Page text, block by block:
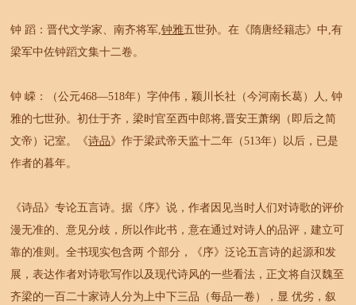
钟 蹈：晋代文学家、南齐将军,钟雅五世孙。在《隋唐经籍志》中,有
梁军中佐钟蹈文集十二卷。
钟 嵘：（公元468—518年）字仲伟，颖川长社（今河南长葛）人, 钟
雅的七世孙。初仕于齐，梁时官至西中郎将,晋安王萧纲（即后之简
文帝）记室。《诗品》作于梁武帝天监十二年（513年）以后，已是
作者的暮年。
《诗品》专论五言诗。据《序》说，作者因见当时人们对诗歌的评价
漫无准的、意见分歧，所以作此书，意在通过对诗人的品评，建立可
靠的准则。全书现实包含两 个部分，《序》泛论五言诗的起源和发
展，表达作者对诗歌写作以及现代诗风的一些看法，正文将自汉魏至
齐梁的一百二十家诗人分为上中下三品（每品一卷），显 优劣，叙